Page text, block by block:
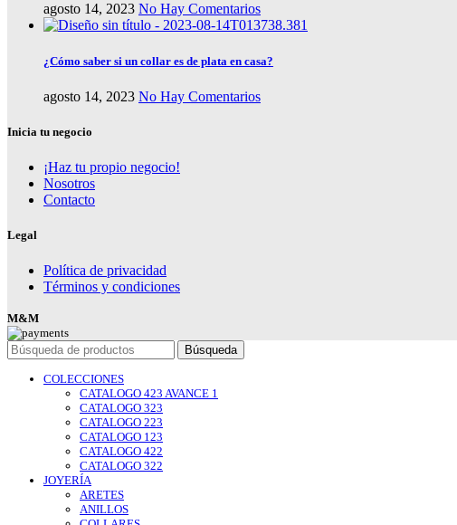
agosto 14, 2023 No Hay Comentarios
¿Cómo saber si un collar es de plata en casa?
agosto 14, 2023 No Hay Comentarios
Inicia tu negocio
¡Haz tu propio negocio!
Nosotros
Contacto
Legal
Política de privacidad
Términos y condiciones
M&M
Búsqueda
COLECCIONES
CATALOGO 423 AVANCE 1
CATALOGO 323
CATALOGO 223
CATALOGO 123
CATALOGO 422
CATALOGO 322
JOYERÍA
ARETES
ANILLOS